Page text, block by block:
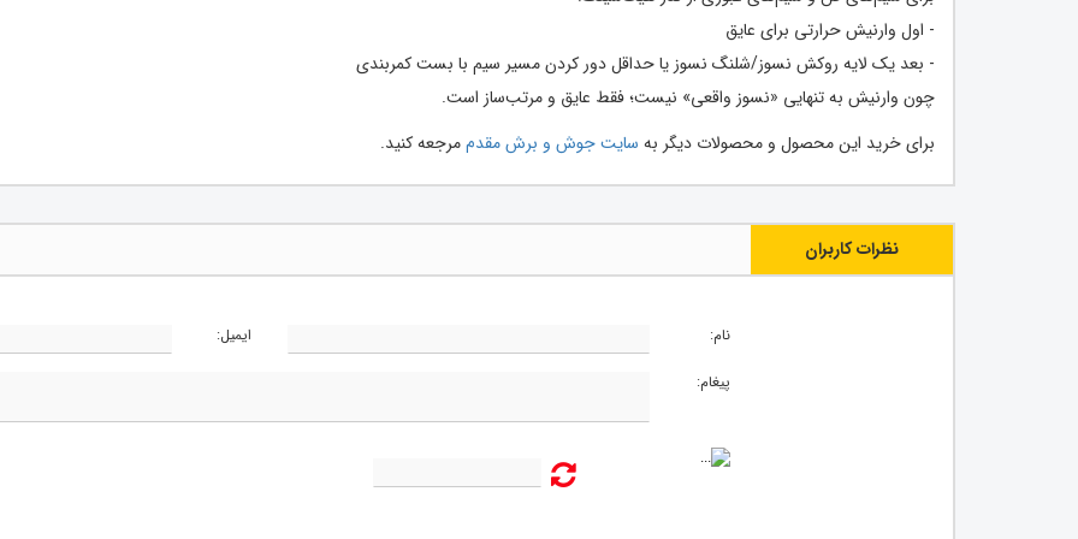
- اول وارنیش حرارتی برای عایق
- بعد یک لایه روکش نسوز/شلنگ نسوز یا حداقل دور کردن مسیر سیم با بست کمربندی
چون وارنیش به تنهایی «نسوز واقعی» نیست؛ فقط عایق و مرتب‌ساز است.
برای خرید این محصول و محصولات دیگر به سایت جوش و برش مقدممرجعه کنید.
نظرات کاربران
نام: ایمیل:
پیغام: